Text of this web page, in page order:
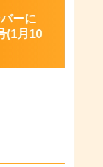
ーに
(1月10